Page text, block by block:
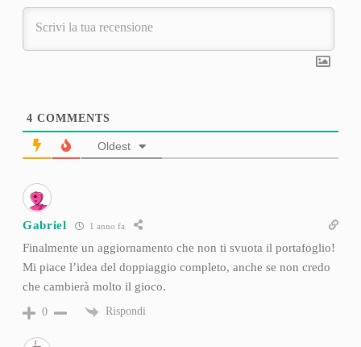
4 COMMENTS
Oldest
Gabriel 1 anno fa
Finalmente un aggiornamento che non ti svuota il portafoglio!
Mi piace l’idea del doppiaggio completo, anche se non credo
che cambierà molto il gioco.
0 Rispondi